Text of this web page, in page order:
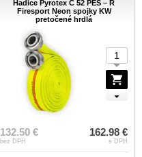
Hadice Pyrotex C 52 PES – R
Firesport Neon spojky KW
pretočené hrdlá
132.50 €
bez DPH
162.98 €
s DPH